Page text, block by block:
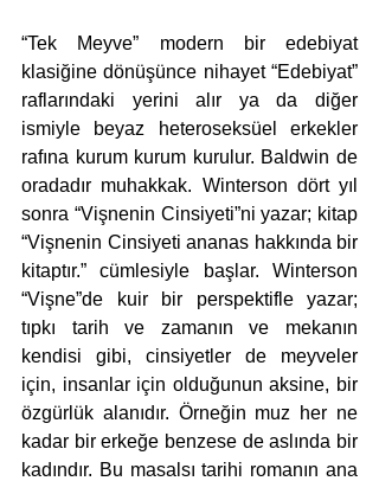
“Tek Meyve” modern bir edebiyat
klasiğine dönüşünce nihayet “Edebiyat”
raflarındaki yerini alır ya da diğer
ismiyle beyaz heteroseksüel erkekler
rafına kurum kurum kurulur. Baldwin de
oradadır muhakkak. Winterson dört yıl
sonra “Vişnenin Cinsiyeti”ni yazar; kitap
“Vişnenin Cinsiyeti ananas hakkında bir
kitaptır.” cümlesiyle başlar. Winterson
“Vişne”de kuir bir perspektifle yazar;
tıpkı tarih ve zamanın ve mekanın
kendisi gibi, cinsiyetler de meyveler
için, insanlar için olduğunun aksine, bir
özgürlük alanıdır. Örneğin muz her ne
kadar bir erkeğe benzese de aslında bir
kadındır. Bu masalsı tarihi romanın ana